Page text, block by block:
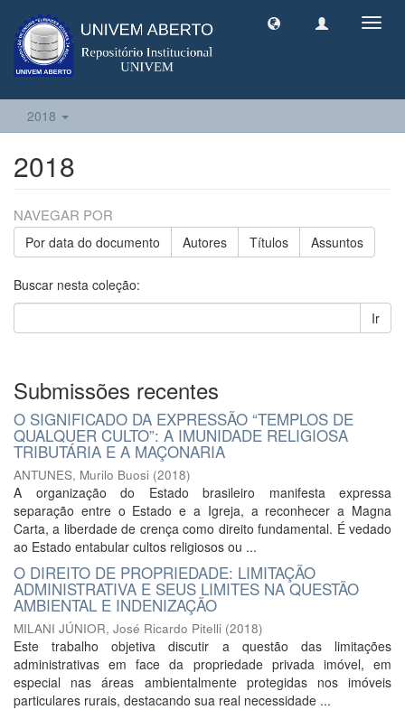
2018
2018
NAVEGAR POR
Por data do documento Autores Títulos Assuntos
Buscar nesta coleção:
Ir
Submissões recentes
O SIGNIFICADO DA EXPRESSÃO “TEMPLOS DE
QUALQUER CULTO”: A IMUNIDADE RELIGIOSA
TRIBUTÁRIA E A MAÇONARIA
ANTUNES, Murilo Buosi (2018)
A organização do Estado brasileiro manifesta expressa
separação entre o Estado e a Igreja, a reconhecer a Magna
Carta, a liberdade de crença como direito fundamental. É vedado
ao Estado entabular cultos religiosos ou ...
O DIREITO DE PROPRIEDADE: LIMITAÇÃO
ADMINISTRATIVA E SEUS LIMITES NA QUESTÃO
AMBIENTAL E INDENIZAÇÃO
MILANI JÚNIOR, José Ricardo Pitelli (2018)
Este trabalho objetiva discutir a questão das limitações
administrativas em face da propriedade privada imóvel, em
especial nas áreas ambientalmente protegidas nos imóveis
particulares rurais, destacando sua real necessidade ...